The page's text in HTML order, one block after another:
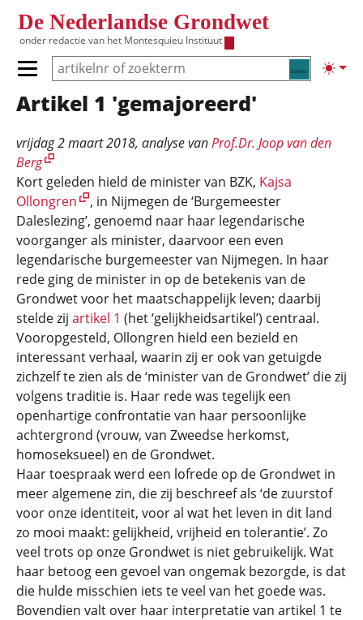
De Nederlandse Grondwet
onder redactie van het Montesquieu Instituut
Zoeken
Primair menu tonen/verbergen
Hoofdnavigatie
Artikel 1 'gemajoreerd'
vrijdag 2 maart 2018, analyse vanProf.Dr. Joop van den
Berg
Kort geleden hield de minister van BZK, Kajsa
Ollongren
, in Nijmegen de ‘Burgemeester
Daleslezing’, genoemd naar haar legendarische
voorganger als minister, daarvoor een even
legendarische burgemeester van Nijmegen. In haar
rede ging de minister in op de betekenis van de
Grondwet voor het maatschappelijk leven; daarbij
stelde zij artikel 1 (het ‘gelijkheidsartikel’) centraal.
Vooropgesteld, Ollongren hield een bezield en
interessant verhaal, waarin zij er ook van getuigde
zichzelf te zien als de ‘minister van de Grondwet’ die zij
volgens traditie is. Haar rede was tegelijk een
openhartige confrontatie van haar persoonlijke
achtergrond (vrouw, van Zweedse herkomst,
homoseksueel) en de Grondwet.
Haar toespraak werd een lofrede op de Grondwet in
meer algemene zin, die zij beschreef als ‘de zuurstof
voor onze identiteit, voor al wat het leven in dit land
zo mooi maakt: gelijkheid, vrijheid en tolerantie’. Zo
veel trots op onze Grondwet is niet gebruikelijk. Wat
haar betoog een gevoel van ongemak bezorgde, is dat
die hulde misschien iets te veel van het goede was.
Bovendien valt over haar interpretatie van artikel 1 te